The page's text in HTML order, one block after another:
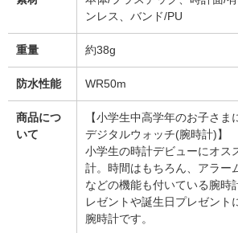
ンレス、バンド/PU
重量 約38g
防水性能 WR50m
商品につ
いて
【小学生中高学年のお子さ
デジタルウォッチ(腕時計)】
小学生の時計デビューにオス
計。時間はもちろん、アラー
などの機能も付いている腕時
レゼントや誕生日プレゼント
腕時計です。